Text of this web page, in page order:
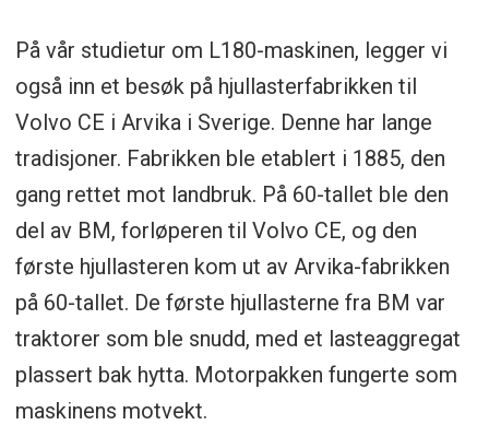
På vår studietur om L180-maskinen, legger vi
også inn et besøk på hjullasterfabrikken til
Volvo CE i Arvika i Sverige. Denne har lange
tradisjoner. Fabrikken ble etablert i 1885, den
gang rettet mot landbruk. På 60-tallet ble den
del av BM, forløperen til Volvo CE, og den
første hjullasteren kom ut av Arvika-fabrikken
på 60-tallet. De første hjullasterne fra BM var
traktorer som ble snudd, med et lasteaggregat
plassert bak hytta. Motorpakken fungerte som
maskinens motvekt.